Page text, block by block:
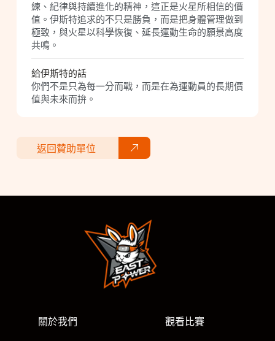
練、紀律與持續進化的精神，這正是火星所相信的價
值。伊斯特追求的不只是勝負，而是把身體管理做到
極致，與火星以科學恢復、延長運動生命的願景高度
共鳴。
給伊斯特的話
你們不是只為每一分而戰，而是在為運動員的長期價
值與未來而拚。
返回贊助單位
關於我們 觀看比賽